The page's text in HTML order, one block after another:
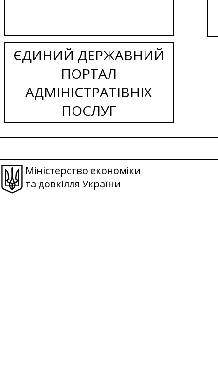
ЄДИНИЙ ДЕРЖАВНИЙ
ПОРТАЛ
АДМІНІСТРАТІВНІХ
ПОСЛУГ
Міністерство економіки
та довкілля України